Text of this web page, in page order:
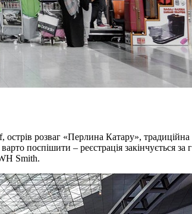
розваг «Перлина Катару», традиційна
поспішити – реєстрація закінчується
Smith.